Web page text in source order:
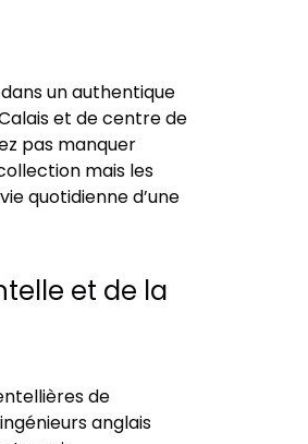
un authentique
et de centre de
pas manquer
mais les
quotidienne d’une
et de la
de
anglais